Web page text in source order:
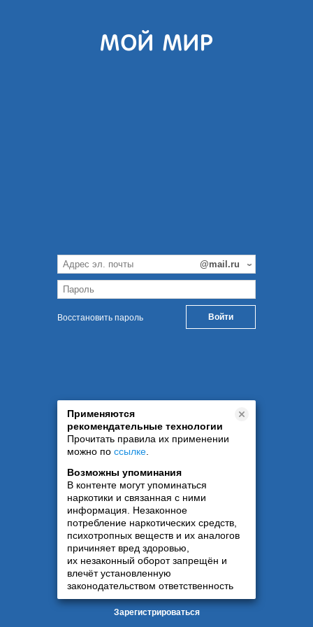
Восстановить пароль
Применяются
рекомендательные технологии
Прочитать правила их применении
можно по ссылке
Возможны упоминания
В контенте могут упоминаться
наркотики и связанная с ними
информация. Незаконное
потребление наркотических средств,
психотропных веществ и их аналогов
причиняет вред здоровью,
их незаконный оборот запрещён и
влечёт установленную
законодательством ответственность
Зарегистрироваться